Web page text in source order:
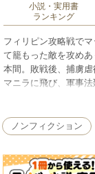
小説・実用書
ランキング
フィリピン攻略戦で
て籠もった敵を攻め
本間。敗戦後、捕虜
マニラに飛び、軍事
将軍”の生涯を描い
ノンフィクション